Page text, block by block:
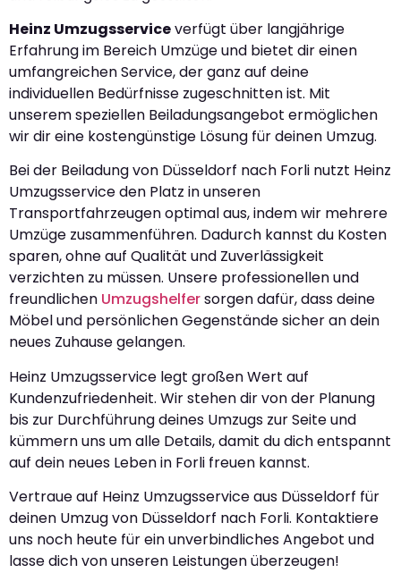
Heinz Umzugsserviceverfügt über langjährige
Erfahrung im Bereich Umzüge und bietet dir einen
umfangreichen Service, der ganz auf deine
individuellen Bedürfnisse zugeschnitten ist. Mit
unserem speziellen Beiladungsangebot ermöglichen
wir dir eine kostengünstige Lösung für deinen Umzug.
Bei der Beiladung von Düsseldorf nach Forli nutzt Heinz
Umzugsservice den Platz in unseren
Transportfahrzeugen optimal aus, indem wir mehrere
Umzüge zusammenführen. Dadurch kannst du Kosten
sparen, ohne auf Qualität und Zuverlässigkeit
verzichten zu müssen. Unsere professionellen und
freundlichen Umzugshelfersorgen dafür, dass deine
Möbel und persönlichen Gegenstände sicher an dein
neues Zuhause gelangen.
Heinz Umzugsservice legt großen Wert auf
Kundenzufriedenheit. Wir stehen dir von der Planung
bis zur Durchführung deines Umzugs zur Seite und
kümmern uns um alle Details, damit du dich entspannt
auf dein neues Leben in Forli freuen kannst.
Vertraue auf Heinz Umzugsservice aus Düsseldorf für
deinen Umzug von Düsseldorf nach Forli. Kontaktiere
uns noch heute für ein unverbindliches Angebot und
lasse dich von unseren Leistungen überzeugen!